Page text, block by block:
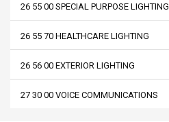
26 55 00 SPECIAL PURPOSE LIGHTING
26 55 70 HEALTHCARE LIGHTING
26 56 00 EXTERIOR LIGHTING
27 30 00 VOICE COMMUNICATIONS